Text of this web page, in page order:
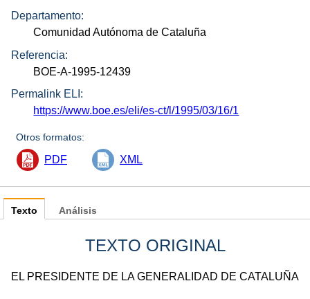
Departamento:
Comunidad Autónoma de Cataluña
Referencia:
BOE-A-1995-12439
Permalink ELI:
https://www.boe.es/eli/es-ct/l/1995/03/16/1
Otros formatos:
PDF XML
Texto
TEXTO ORIGINAL
EL PRESIDENTE DE LA GENERALIDAD DE CATALUÑA
Análisis